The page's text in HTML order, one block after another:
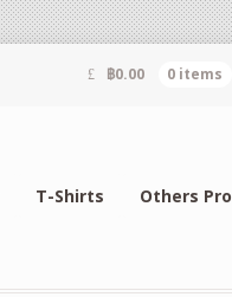
฿0.00 0 items
T-Shirts Others